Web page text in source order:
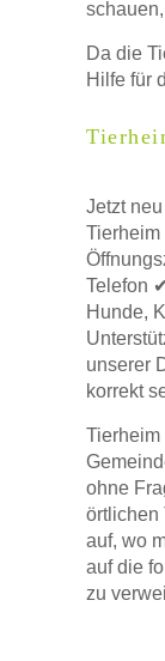
Da die
Hilfe für
Jetzt
Telefon
Hunde,
unserer
korrekt
Tierheim
ohne
örtlichen
auf, wo
auf die
zu